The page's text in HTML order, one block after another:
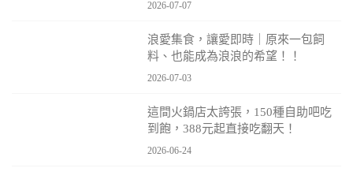
2026-07-07
浪愛集食，讓愛即時｜原來一包飼
料、也能成為浪浪的希望！！
2026-07-03
這間火鍋店太誇張，150種自助吧吃
到飽，388元起直接吃翻天！
2026-06-24